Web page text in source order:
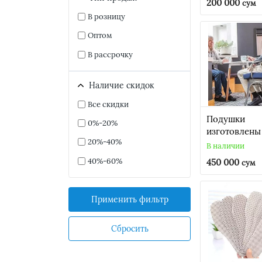
В розницу
Оптом
В рассрочку
Наличие скидок
Все скидки
0%-20%
20%-40%
40%-60%
Применить фильтр
Сбросить
200 000сум
Подушки
который
обеспечивает
поддержку
комфорта.
подушки
составляет
В наличии
450 000сум